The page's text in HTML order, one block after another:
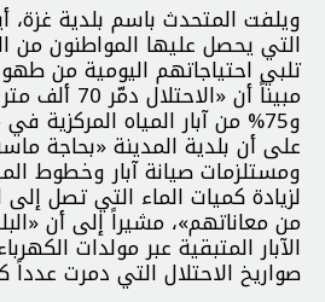
ويلفت المتحدث باسم بلدية غزة،
التي يحصل عليها المواطنون من
تلبي احتياجاتهم اليومية من
مبيناً أن
و75% من آبار المياه
على أن بلدية المدينة «بحاجة
ومستلزمات صيانة آبار وخطوط
لزيادة كميات الماء التي تصل
من معاناتهم»، مشيراً إلى أن
الآبار المتبقية عبر مولدات
صواريخ الاحتلال التي دمرت عدداً